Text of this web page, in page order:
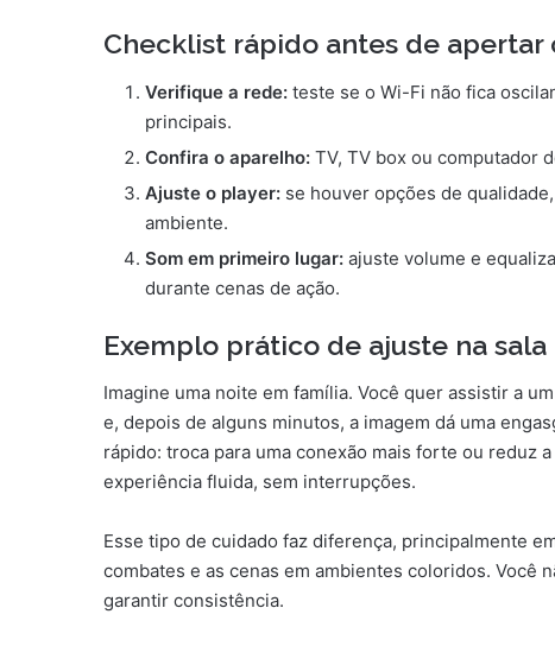
Checklist rápido antes de apertar
Verifique a rede: teste se o Wi-Fi não fica
principais.
Confira o aparelho: TV, TV box ou computador
Ajuste o player: se houver opções de
ambiente.
Som em primeiro lugar: ajuste volume e
durante cenas de ação.
Exemplo prático de ajuste na sala
Imagine uma noite em família. Você quer assistir a
e, depois de alguns minutos, a imagem dá uma
rápido: troca para uma conexão mais forte ou reduz
experiência fluida, sem interrupções.
Esse tipo de cuidado faz diferença, principalmente
combates e as cenas em ambientes coloridos. Você
garantir consistência.